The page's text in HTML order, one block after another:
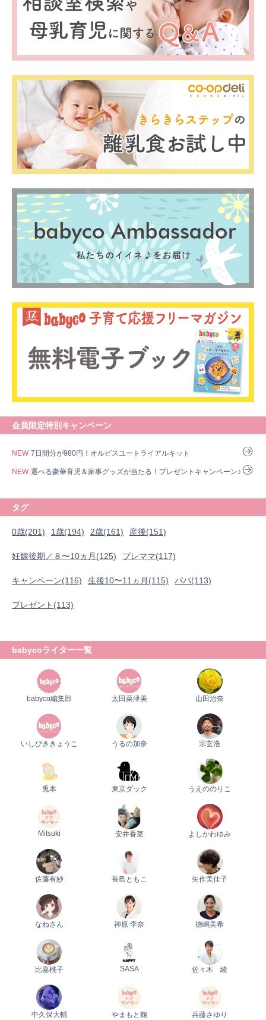
会員限定特別キャンペーン
NEW 7日間分が980円！オルビスユートライアルキット
NEW 選べる豪華育児＆家事グッズが当たる！プレゼントキャンペーン♪
タグ
0歳(201) 1歳(194) 2歳(161) 産後(151)
妊娠後期／８〜10ヵ月(125) プレママ(117)
キャンペーン(116) 生後10〜11ヵ月(115) パパ(113)
プレゼント(113)
babycoライター一覧
babyco編集部 太田菜津美 山田治奈
いしびききょうこ うるの加奈 宗玄浩
兎本 東京ダック うえののりこ
Mitsuki 安井香菜 よしかわゆみ
佐藤有紗 長島ともこ 矢作美佳子
なねさん 神原 李奈 徳嶋美希
比嘉桃子 SASA 佐々木 綾
中久保大輔 やまもと鞠 兵藤さゆり
0歳 1歳 2歳 産後
妊娠後期／８〜10ヵ月
プレママ
キャンペーン 生後10〜11ヵ月